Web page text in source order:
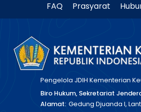
FAQ Prasyarat
Pengelola JDIH Kementerian
Biro Hukum, Sekretariat
Alamat: Gedung Djuanda I,